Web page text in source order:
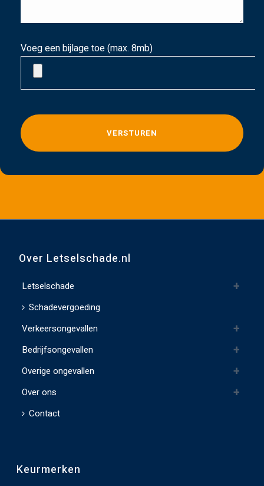
Voeg een bijlage toe (max. 8mb)
G
e
l
e
d
t
e
d
l
e
g
t
e
Over Letselschade.nl
Letselschade
Schadevergoeding
Verkeersongevallen
Bedrijfsongevallen
Overige ongevallen
Over ons
Contact
Keurmerken